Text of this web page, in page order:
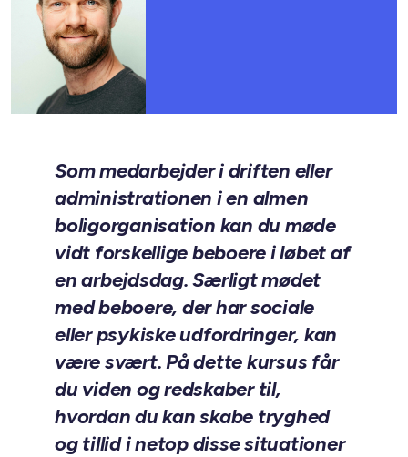
Som medarbejder i driften eller
administrationen i en almen
boligorganisation kan du møde
vidt forskellige beboere i løbet af
en arbejdsdag. Særligt mødet
med beboere, der har sociale
eller psykiske udfordringer, kan
være svært. På dette kursus får
du viden og redskaber til,
hvordan du kan skabe tryghed
og tillid i netop disse situationer